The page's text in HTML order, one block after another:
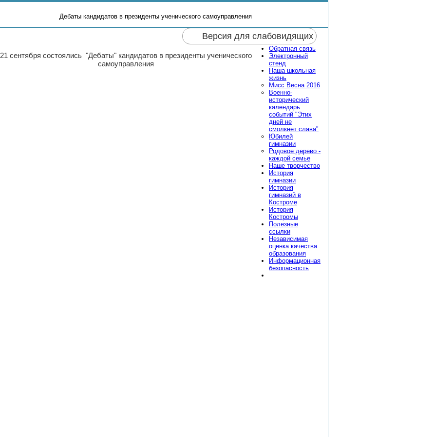
Дебаты кандидатов в президенты ученического самоуправления
Версия для слабовидящих
21 сентября состоялись "Дебаты" кандидатов в президенты ученического
самоуправления
Обратная связь
Электронный
стенд
Наша школьная
жизнь
Мисс Весна 2016
Военно-
исторический
календарь
событий "Этих
дней не
смолкнет слава"
Юбилей
гимназии
Родовое дерево -
каждой семье
Наше творчество
История
гимназии
История
гимназий в
Костроме
История
Костромы
Полезные
ссылки
Независимая
оценка качества
образования
Информационная
безопасность